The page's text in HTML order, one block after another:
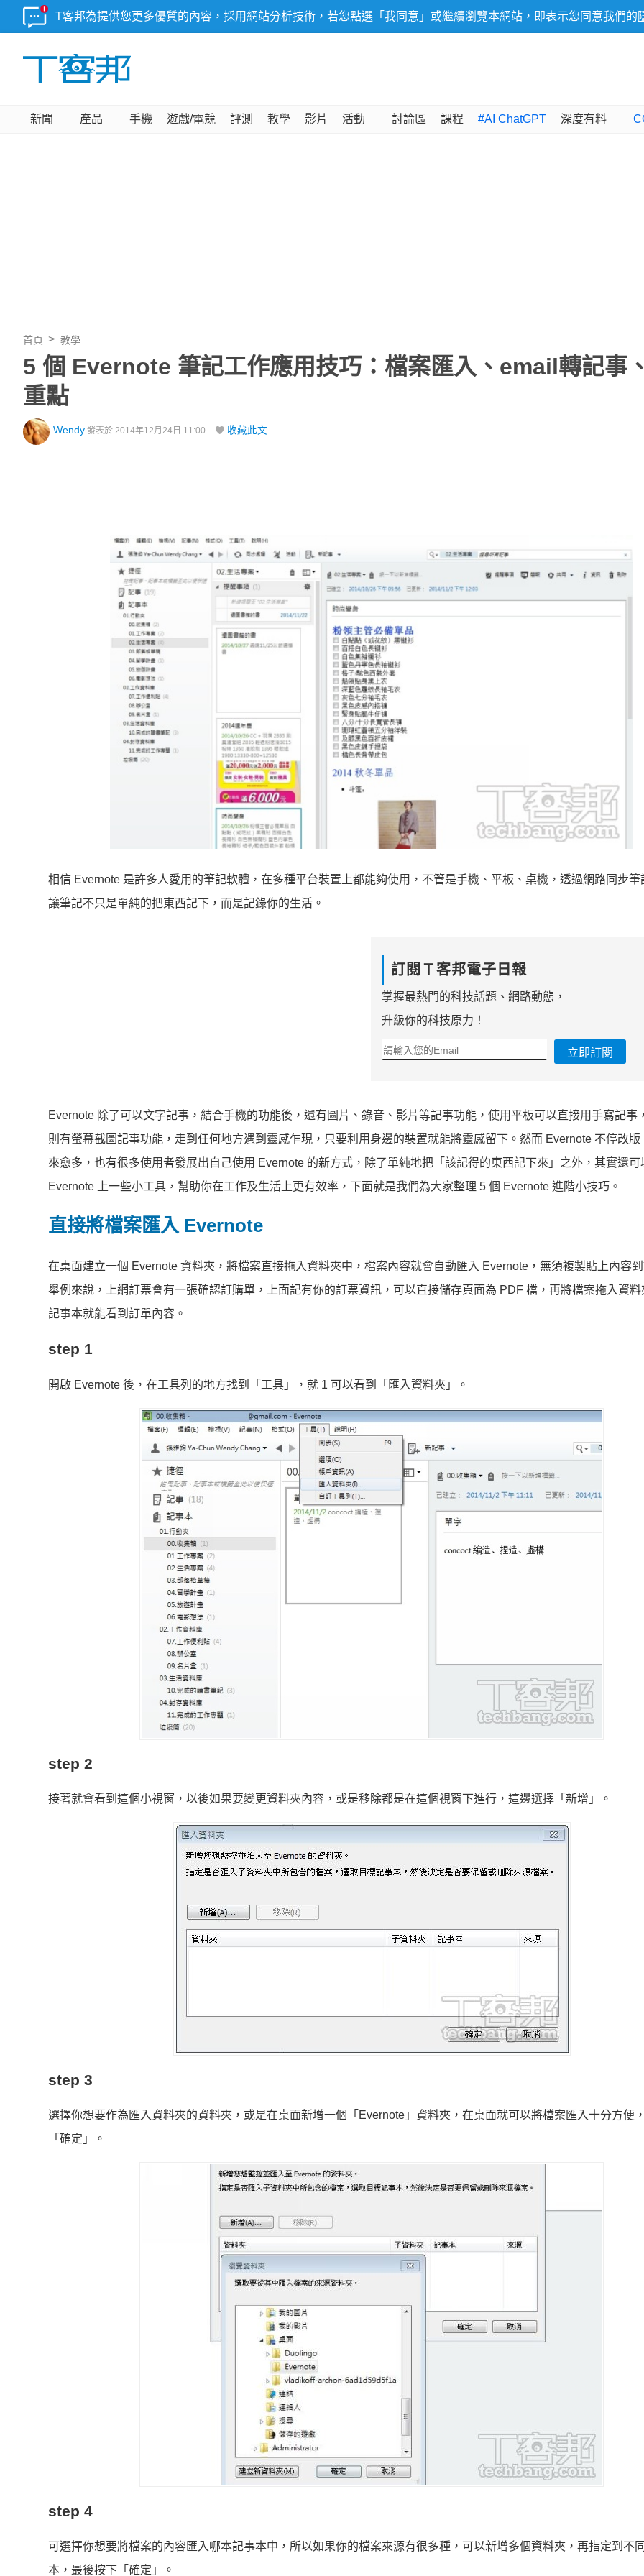
T客邦為提供您更多優質的內容，採用網站分析技術，若您點選「我同意」或繼續瀏覽本網站，即表示您同意我們的
新聞 產品 手機 遊戲/電競 評測 教學 影片 活動 討論區 課程 #AI ChatGPT 深度有料
首頁 教學
5 個 Evernote 筆記工作應用技巧：檔案匯入、email轉記事
重點
Wendy 發表於 2014年12月24日 11:00 收藏此文
相信 Evernote 是許多人愛用的筆記軟體，在多種平台裝置上都能夠使用，不管是手機、平板、桌機，透過網路同步筆
讓筆記不只是單純的把東西記下，而是記錄你的生活。
訂閱Ｔ客邦電子日報
掌握最熱門的科技話題、網路動態，
升級你的科技原力！
立即訂閱
Evernote 除了可以文字記事，結合手機的功能後，還有圖片、錄音、影片等記事功能，使用平板可以直接用手寫記事
則有螢幕截圖記事功能，走到任何地方遇到靈感乍現，只要利用身邊的裝置就能將靈感留下。然而 Evernote 不停改版
來愈多，也有很多使用者發展出自己使用 Evernote 的新方式，除了單純地把「該記得的東西記下來」之外，其實還可
Evernote 上一些小工具，幫助你在工作及生活上更有效率，下面就是我們為大家整理 5 個 Evernote 進階小技巧。
直接將檔案匯入 Evernote
在桌面建立一個 Evernote 資料夾，將檔案直接拖入資料夾中，檔案內容就會自動匯入 Evernote，無須複製貼上內容
舉例來說，上網訂票會有一張確認訂購單，上面記有你的訂票資訊，可以直接儲存頁面為 PDF 檔，再將檔案拖入資料
記事本就能看到訂單內容。
step 1
開啟 Evernote 後，在工具列的地方找到「工具」，就 1 可以看到「匯入資料夾」。
step 2
接著就會看到這個小視窗，以後如果要變更資料夾內容，或是移除都是在這個視窗下進行，這邊選擇「新增」。
step 3
選擇你想要作為匯入資料夾的資料夾，或是在桌面新增一個「Evernote」資料夾，在桌面就可以將檔案匯入十分方便
「確定」。
step 4
可選擇你想要將檔案的內容匯入哪本記事本中，所以如果你的檔案來源有很多種，可以新增多個資料夾，再指定到不
本，最後按下「確定」。